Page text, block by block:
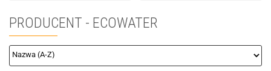
PRODUCENT - ECOWATER